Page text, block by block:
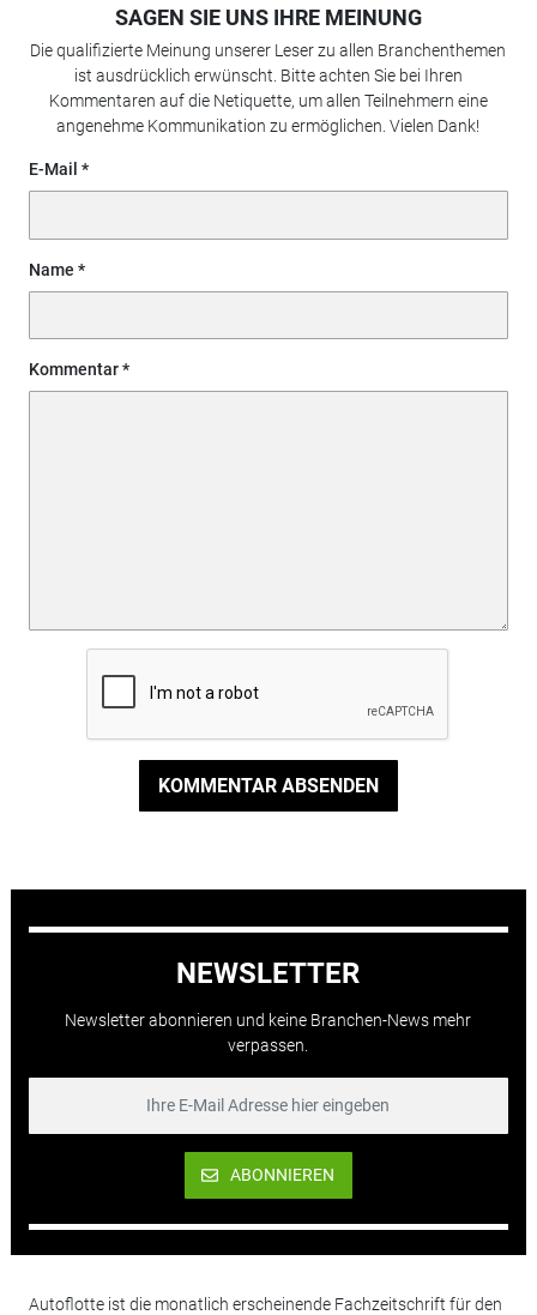
SAGEN SIE UNS IHRE MEINUNG
Die qualifizierte Meinung unserer Leser zu allen Branchenthemen
ist ausdrücklich erwünscht. Bitte achten Sie bei Ihren
Kommentaren auf die Netiquette, um allen Teilnehmern eine
angenehme Kommunikation zu ermöglichen. Vielen Dank!
E-Mail
Name
Kommentar
KOMMENTAR ABSENDEN
NEWSLETTER
Newsletter abonnieren und keine Branchen-News mehr
verpassen.
ABONNIEREN
Autoflotte ist die monatlich erscheinende Fachzeitschrift für den